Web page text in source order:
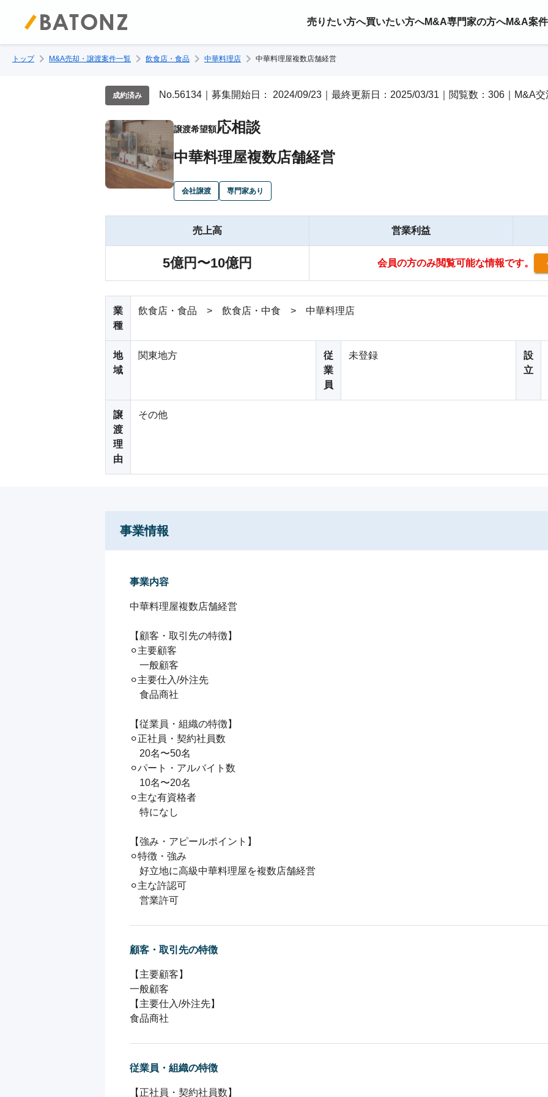
売りたい方へ買いたい方へM&A専門家の方へM&A案
トップ M&A売却・譲渡案件一覧 飲食店・食品 中華料理店 中華料理屋複数店舗経営
成約済み No.56134｜募集開始日： 2024/09/23｜最終更新日：2025/03/31｜閲覧数：306｜M&A
譲渡希望額応相談
中華料理屋複数店舗経営
会社譲渡 専門家あり
売上高
5億円〜10億円
営業利益
会員の方のみ閲覧可能な情報です。
業
種
飲食店・食品 > 飲食店・中食 > 中華料理店
地
域
関東地方
従
業
員
未登録
設
立
譲
渡
理
由
その他
事業情報
事業内容
中華料理屋複数店舗経営
【顧客・取引先の特徴】
⚪︎主要顧客
一般顧客
⚪︎主要仕入/外注先
食品商社
【従業員・組織の特徴】
⚪︎正社員・契約社員数
20名〜50名
⚪︎パート・アルバイト数
10名〜20名
⚪︎主な有資格者
特になし
【強み・アピールポイント】
⚪︎特徴・強み
好立地に高級中華料理屋を複数店舗経営
⚪︎主な許認可
顧客・取引先の特徴
【主要顧客】
一般顧客
【主要仕入/外注先】
従業員・組織の特徴
【正社員・契約社員数】